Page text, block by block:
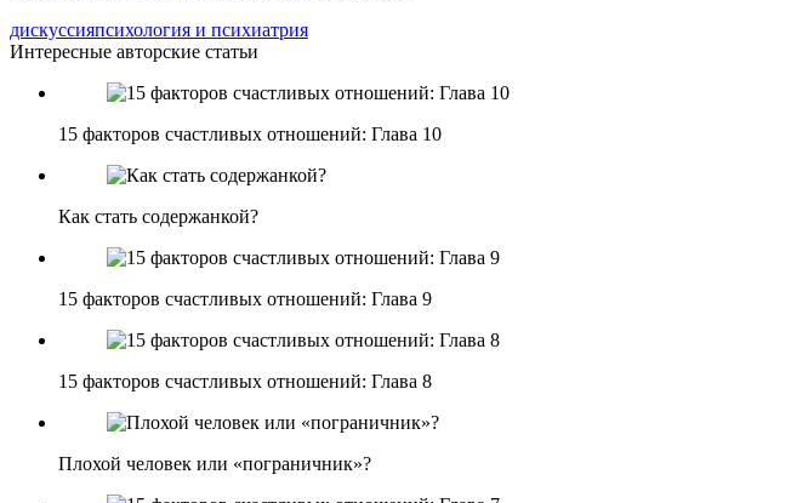
дискуссияпсихология и психиатрия
Интересные авторские статьи
15 факторов счастливых отношений: Глава 10
Как стать содержанкой?
15 факторов счастливых отношений: Глава 9
15 факторов счастливых отношений: Глава 8
Плохой человек или «пограничник»?